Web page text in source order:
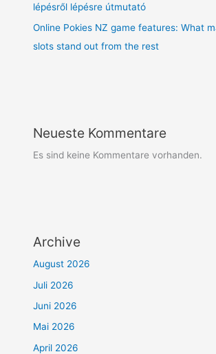
lépésről lépésre útmutató
Online Pokies NZ game features: What
slots stand out from the rest
Neueste Kommentare
Es sind keine Kommentare vorhanden.
Archive
August 2026
Juli 2026
Juni 2026
Mai 2026
April 2026